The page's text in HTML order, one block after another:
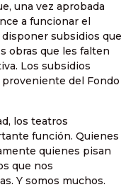
una vez aprobada
a funcionar el
subsidios que
obras que les falten
Los subsidios
del Fondo
los teatros
función. Quienes
quienes pisan
que nos
Y somos muchos.